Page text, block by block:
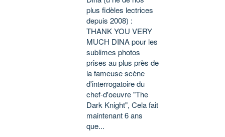
plus fidèles lectrices
depuis 2008) :
THANK YOU VERY
MUCH DINA pour les
sublimes photos
prises au plus près de
la fameuse scène
d'interrogatoire du
chef-d'oeuvre "The
Dark Knight", Cela fait
maintenant 6 ans
que...